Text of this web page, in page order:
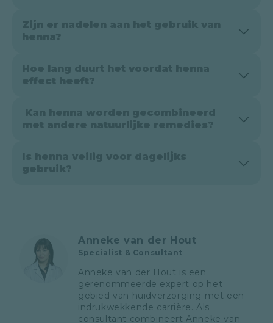
aangetaste nagel en laat het drogen.
Zijn er nadelen aan het gebruik van
henna?
kleuren. Sommige mensen kunnen allergisch
Hoe lang duurt het voordat henna
effect heeft?
regelmatig gebruik kunnen binnen enkele
weken verbeteringen zichtbaar zijn.
Kan henna worden gecombineerd
met andere natuurlijke remedies?
natuurlijke remedies zoals tea tree olie of
appelciderazijn om de effectiviteit te
Is henna veilig voor dagelijks
gebruik?
en nagels. Gebruik het maximaal 1-2 keer per
week voor optimale resultaten zonder
bijwerkingen.
Anneke van der Hout
Specialist & Consultant
Anneke van der Hout is een
gerenommeerde expert op het
gebied van huidverzorging met een
indrukwekkende carrière. Als
consultant combineert Anneke van